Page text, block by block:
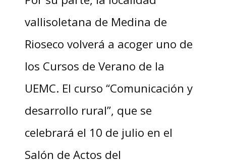
vallisoletana de Medina de
Rioseco volverá a acoger uno de
los Cursos de Verano de la
UEMC. El curso “Comunicación y
desarrollo rural”, que se
celebrará el 10 de julio en el
Salón de Actos del